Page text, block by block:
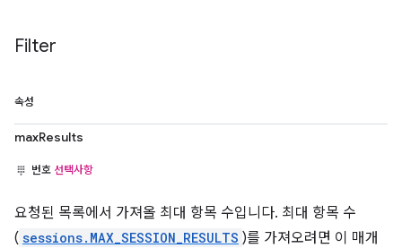
Filter
속성
maxResults
번호 선택사항
요청된 목록에서 가져올 최대 항목 수입니다. 최대 항목 수
( sessions.MAX_SESSION_RESULTS )를 가져오려면 이 매개